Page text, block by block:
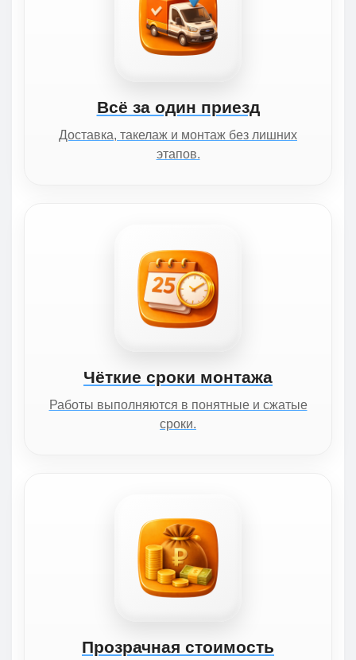
Всё за один приезд
Доставка, такелаж и монтаж без лишних
этапов.
Чёткие сроки монтажа
Работы выполняются в понятные и сжатые
сроки.
Прозрачная стоимость